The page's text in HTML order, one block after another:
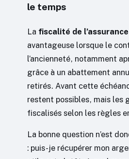
le temps
La fiscalité de
avantageuse lorsque le
l’ancienneté, notamment
grâce à un abattement
retirés. Avant cette
restent possibles, mais les
fiscalisés selon les règles
La bonne question n’est
: puis-je récupérer mon